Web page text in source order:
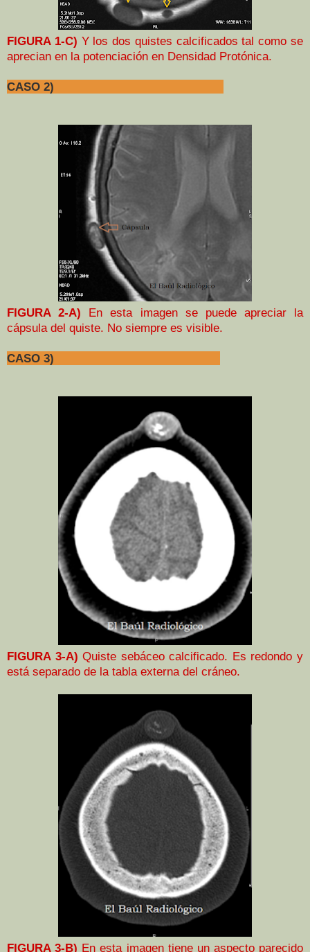
FIGURA 1-C) Y los dos quistes calcificados tal como se
aprecian en la potenciación en Densidad Protónica.
CASO 2)
FIGURA 2-A) En esta imagen se puede apreciar la
cápsula del quiste. No siempre es visible.
CASO 3)
FIGURA 3-A) Quiste sebáceo calcificado. Es redondo y
está separado de la tabla externa del cráneo.
FIGURA 3-B) En esta imagen tiene un aspecto parecido